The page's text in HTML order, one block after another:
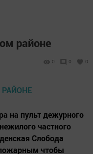
районе
0 0 0
на пульт дежурного
частного
Слобода
чтобы